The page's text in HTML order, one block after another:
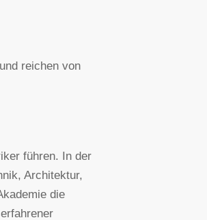
reichen von
führen. In der
Architektur,
die